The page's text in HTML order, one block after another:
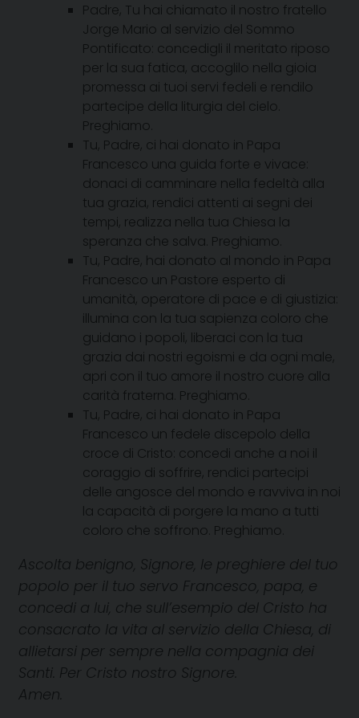
Padre, Tu hai chiamato il nostro fratello
Jorge Mario al servizio del Sommo
Pontificato: concedigli il meritato riposo
per la sua fatica, accoglilo nella gioia
promessa ai tuoi servi fedeli e rendilo
partecipe della liturgia del cielo.
Preghiamo.
Tu, Padre, ci hai donato in Papa
Francesco una guida forte e vivace:
donaci di camminare nella fedeltà alla
tua grazia, rendici attenti ai segni dei
tempi, realizza nella tua Chiesa la
speranza che salva. Preghiamo.
Tu, Padre, hai donato al mondo in Papa
Francesco un Pastore esperto di
umanità, operatore di pace e di giustizia:
illumina con la tua sapienza coloro che
guidano i popoli, liberaci con la tua
grazia dai nostri egoismi e da ogni male,
apri con il tuo amore il nostro cuore alla
carità fraterna. Preghiamo.
Tu, Padre, ci hai donato in Papa
Francesco un fedele discepolo della
croce di Cristo: concedi anche a noi il
coraggio di soffrire, rendici partecipi
delle angosce del mondo e ravviva in noi
la capacità di porgere la mano a tutti
coloro che soffrono. Preghiamo.
Ascolta benigno, Signore, le preghiere del tuo
popolo per il tuo servo Francesco, papa, e
concedi a lui, che sull’esempio del Cristo ha
consacrato la vita al servizio della Chiesa, di
allietarsi per sempre nella compagnia dei
Santi. Per Cristo nostro Signore.
Amen.